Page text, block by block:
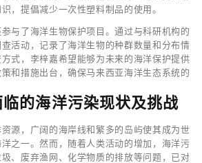
，提倡减少一次性塑料制品的使用。
与了海洋生物保护项目。通过与科研机构的
活动，记录了海洋生物的种群数量和分布情
式，李梓嘉希望能够为未来的海洋保护提供
和措施出台，确保马来西亚海洋生态系统的
的海洋污染现状及挑战
源，广阔的海岸线和繁多的岛屿使其成为世
之一。然而，随着人类活动的增加，海洋污
、废弃渔网、化学物质的排放等问题，已对